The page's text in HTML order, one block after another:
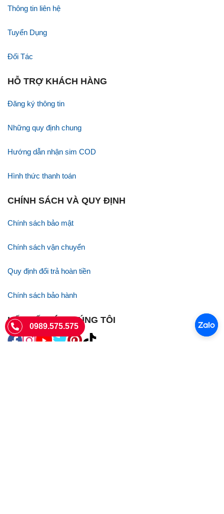
Thông tin liên hệ
Tuyển Dụng
Đối Tác
HỖ TRỢ KHÁCH HÀNG
Đăng ký thông tin
Những quy định chung
Hướng dẫn nhận sim COD
Hình thức thanh toán
CHÍNH SÁCH VÀ QUY ĐỊNH
Chính sách bảo mật
Chính sách vận chuyển
Quy định đổi trả hoàn tiền
Chính sách bảo hành
KẾT NỐI VỚI CHÚNG TÔI
0989.575.575